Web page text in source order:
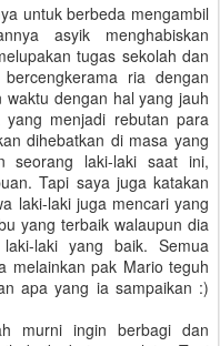
untuk berbeda mengambil
asyik menghabiskan
tugas sekolah dan
ria dengan
dengan hal yang jauh
menjadi rebutan para
dihebatkan di masa yang
seorang laki-laki saat ini,
Tapi saya juga katakan
laki-laki juga mencari yang
yang terbaik walaupun dia
laki yang baik. Semua
melainkan pak Mario teguh
apa yang ia sampaikan :)
murni ingin berbagi dan